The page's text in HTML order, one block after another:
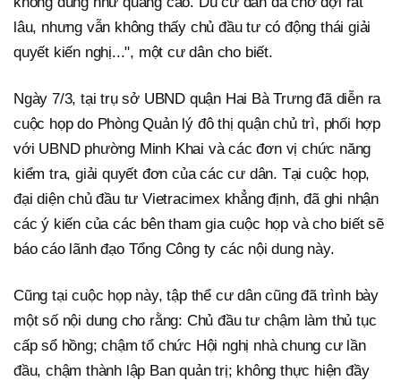
lâu, nhưng vẫn không thấy chủ đầu tư có động thái giải
quyết kiến nghị...", một cư dân cho biết.
Ngày 7/3, tại trụ sở UBND quận Hai Bà Trưng đã diễn ra
cuộc họp do Phòng Quản lý đô thị quận chủ trì, phối hợp
với UBND phường Minh Khai và các đơn vị chức năng
kiểm tra, giải quyết đơn của các cư dân. Tại cuộc họp,
đại diện chủ đầu tư Vietracimex khẳng định, đã ghi nhận
các ý kiến của các bên tham gia cuộc họp và cho biết sẽ
báo cáo lãnh đạo Tổng Công ty các nội dung này.
Cũng tại cuộc họp này, tập thể cư dân cũng đã trình bày
một số nội dung cho rằng: Chủ đầu tư chậm làm thủ tục
cấp sổ hồng; chậm tổ chức Hội nghị nhà chung cư lần
đầu, chậm thành lập Ban quản trị; không thực hiện đầy